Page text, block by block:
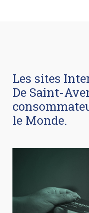
Les sites
De Saint-
le Monde.